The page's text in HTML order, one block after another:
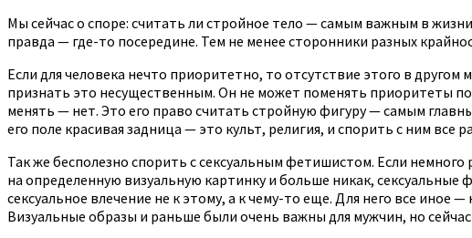
Мы сейчас о споре: считать ли стройное тело — самым важным в
правда — где-то посередине. Тем не менее сторонники разных
Если для человека нечто приоритетно, то отсутствие этого в
признать это несущественным. Он не может поменять приоритеты
менять — нет. Это его право считать стройную фигуру — самым
его поле красивая задница — это культ, религия, и спорить с ним
Так же бесполезно спорить с сексуальным фетишистом. Если
на определенную визуальную картинку и больше никак,
сексуальное влечение не к этому, а к чему-то еще. Для него все
Визуальные образы и раньше были очень важны для мужчин, но